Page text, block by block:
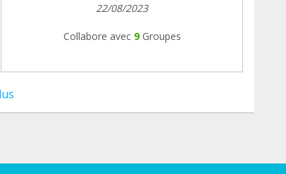
22/08/2023
Collabore avec 9 Groupes